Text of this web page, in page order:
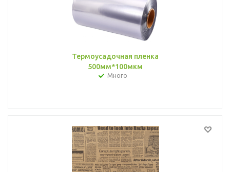
Термоусадочная пленка
500мм*100мкм
Много